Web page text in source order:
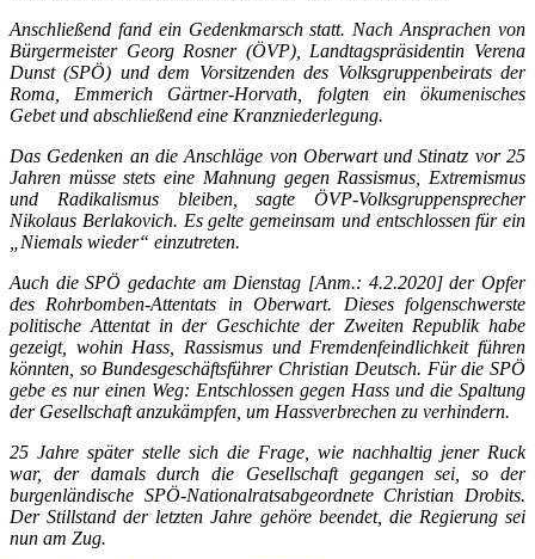
Anschließend fand ein Gedenkmarsch statt. Nach Ansprachen von
Bürgermeister Georg Rosner (ÖVP), Landtagspräsidentin Verena
Dunst (SPÖ) und dem Vorsitzenden des Volksgruppenbeirats der
Roma, Emmerich Gärtner-Horvath, folgten ein ökumenisches
Gebet und abschließend eine Kranzniederlegung.
Das Gedenken an die Anschläge von Oberwart und Stinatz vor 25
Jahren müsse stets eine Mahnung gegen Rassismus, Extremismus
und Radikalismus bleiben, sagte ÖVP-Volksgruppensprecher
Nikolaus Berlakovich. Es gelte gemeinsam und entschlossen für ein
„Niemals wieder“ einzutreten.
Auch die SPÖ gedachte am Dienstag [Anm.: 4.2.2020]der Opfer
des Rohrbomben-Attentats in Oberwart. Dieses folgenschwerste
politische Attentat in der Geschichte der Zweiten Republik habe
gezeigt, wohin Hass, Rassismus und Fremdenfeindlichkeit führen
könnten, so Bundesgeschäftsführer Christian Deutsch. Für die SPÖ
gebe es nur einen Weg: Entschlossen gegen Hass und die Spaltung
der Gesellschaft anzukämpfen, um Hassverbrechen zu verhindern.
25 Jahre später stelle sich die Frage, wie nachhaltig jener Ruck
war, der damals durch die Gesellschaft gegangen sei, so der
burgenländische SPÖ-Nationalratsabgeordnete Christian Drobits.
Der Stillstand der letzten Jahre gehöre beendet, die Regierung sei
nun am Zug.